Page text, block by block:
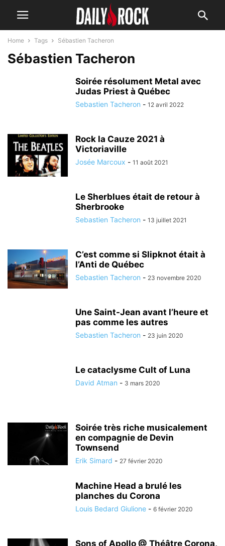
Home Tags Sébastien Tacheron
Sébastien Tacheron
Soirée résolument Metal avec
Judas Priest à Québec
Sebastien Tacheron - 12 avril 2022
Rock la Cauze 2021 à
Victoriaville
Josée Marcoux - 11 août 2021
Le Sherblues était de retour à
Sherbrooke
Sebastien Tacheron - 13 juillet 2021
C’est comme si Slipknot était à
l’Anti de Québec
Sebastien Tacheron - 23 novembre 2020
Une Saint-Jean avant l’heure et
pas comme les autres
Sebastien Tacheron - 23 juin 2020
Le cataclysme Cult of Luna
David Atman - 3 mars 2020
Soirée très riche musicalement
en compagnie de Devin
Townsend
Erik Simard - 27 février 2020
Machine Head a brulé les
planches du Corona
Louis Bedard Giulione - 6 février 2020
Sons of Apollo @ Théâtre Corona,